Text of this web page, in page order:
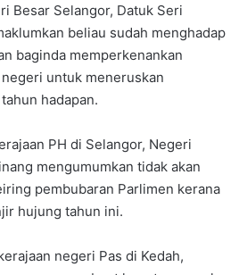
Besar Selangor, Datuk Seri
beliau sudah menghadap
baginda memperkenankan
untuk meneruskan
hadapan.
PH di Selangor, Negeri
mengumumkan tidak akan
pembubaran Parlimen kerana
hujung tahun ini.
negeri Pas di Kedah,